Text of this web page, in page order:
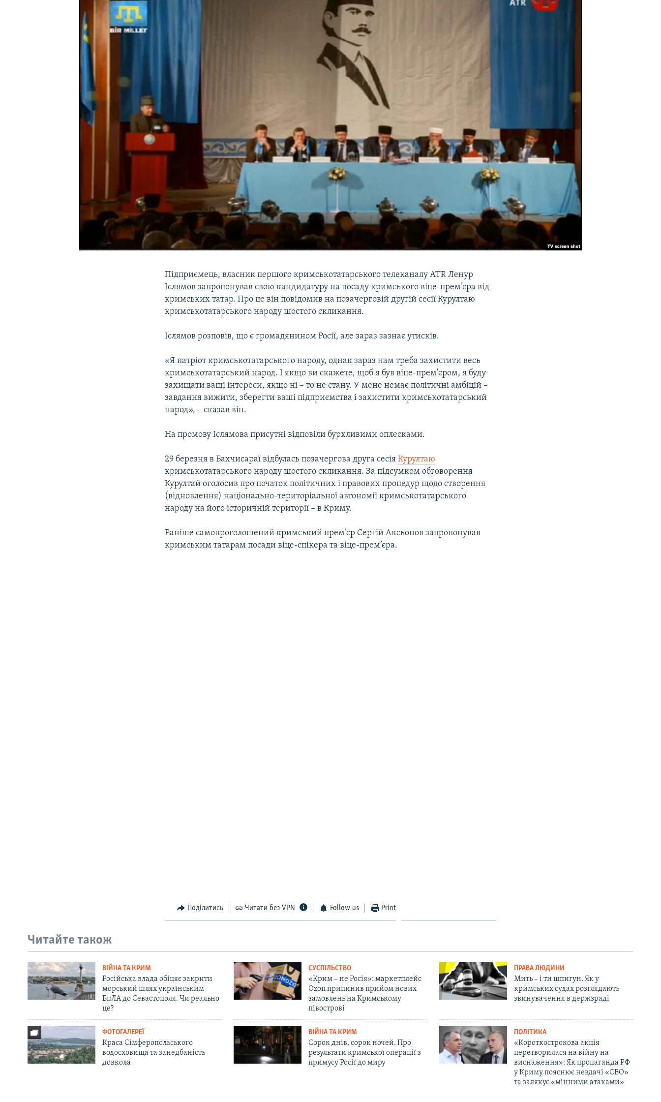
УКРАЇНСЬКА ПРОБЛЕМА КРИМУ
Підприємець, власник першого кримськотатарського телеканалу АТR Ленур
Іслямов запропонував свою кандидатуру на посаду кримського віце-прем’єра від
кримських татар. Про це він повідомив на позачерговій другій сесії Курултаю
кримськотатарського народу шостого скликання.
Іслямов розповів, що є громадянином Росії, але зараз зазнає утисків.
«Я патріот кримськотатарського народу, однак зараз нам треба захистити весь
кримськотатарський народ. І якщо ви скажете, щоб я був віце-прем'єром, я буду
захищати ваші інтереси, якщо ні – то не стану. У мене немає політичні амбіцій –
завдання вижити, зберегти ваші підприємства і захистити кримськотатарський
народ», – сказав він.
На промову Іслямова присутні відповіли бурхливими оплесками.
29 березня в Бахчисараї відбулась позачергова друга сесіяКурултаю
кримськотатарського народу шостого скликання. За підсумком обговорення
Курултай оголосив про початок політичних і правових процедур щодо створення
(відновлення) національно-територіальної автономії кримськотатарського
народу на його історичній території – в Криму.
Раніше самопроголошений кримський прем’єр Сергій Аксьонов запропонував
кримським татарам посади віце-спікера та віце-прем’єра.
Поділитись Читати без VPN Follow us Print
Читайте також
ВІЙНА ТА КРИМ
Російська влада обіцяє закрити
морський шлях українським
БпЛА до Севастополя. Чи реально
це?
СУСПІЛЬСТВО
«Крим – не Росія»: маркетплейс
Ozon припинив прийом нових
замовлень на Кримському
півострові
ПРАВА ЛЮДИНИ
Мить – і ти шпигун. Як у
кримських судах розглядають
звинувачення в держзраді
ФОТОГАЛЕРЕЇ
Краса Сімферопольського
водосховища та занедбаність
довкола
ВІЙНА ТА КРИМ
Сорок днів, сорок ночей. Про
результати кримської операції з
примусу Росії до миру
ПОЛІТИКА
«Короткострокова акція
перетворилася на війну на
виснаження»: Як пропаганда РФ
у Криму пояснює невдачі «СВО»
та залякує «мінними атаками»